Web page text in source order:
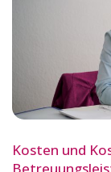
Kosten und